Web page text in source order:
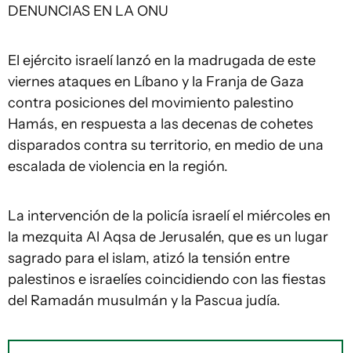
DENUNCIAS EN LA ONU
El ejército israelí lanzó en la madrugada de este
viernes ataques en Líbano y la Franja de Gaza
contra posiciones del movimiento palestino
Hamás, en respuesta a las decenas de cohetes
disparados contra su territorio, en medio de una
escalada de violencia en la región.
La intervención de la policía israelí el miércoles en
la mezquita Al Aqsa de Jerusalén, que es un lugar
sagrado para el islam, atizó la tensión entre
palestinos e israelíes coincidiendo con las fiestas
del Ramadán musulmán y la Pascua judía.